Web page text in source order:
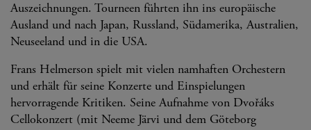
Auszeichnungen. Tourneen führten ihn ins europäische
Ausland und nach Japan, Russland, Südamerika, Australien,
Neuseeland und in die USA.
Frans Helmerson spielt mit vielen namhaften Orchestern
und erhält für seine Konzerte und Einspielungen
hervorragende Kritiken. Seine Aufnahme von Dvořáks
Cellokonzert (mit Neeme Järvi und dem Göteborg